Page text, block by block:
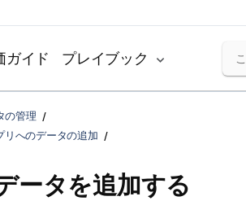
ガイド プレイブック
の管理
リへのデータの追加
ータを追加する